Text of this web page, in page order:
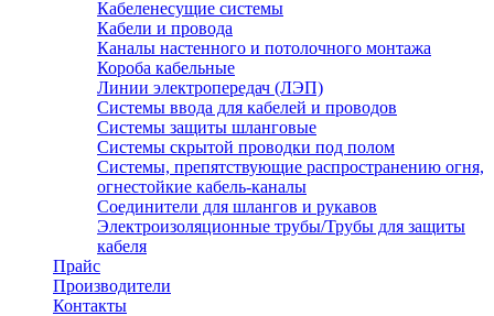
Кабеленесущие системы
Кабели и провода
Каналы настенного и потолочного монтажа
Короба кабельные
Линии электропередач (ЛЭП)
Системы ввода для кабелей и проводов
Системы защиты шланговые
Системы скрытой проводки под полом
Системы, препятствующие распространению огня,
огнестойкие кабель-каналы
Соединители для шлангов и рукавов
Электроизоляционные трубы/Трубы для защиты
кабеля
Прайс
Производители
Контакты